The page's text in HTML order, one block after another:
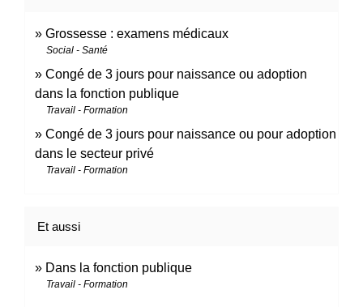
Grossesse : examens médicaux
Social - Santé
Congé de 3 jours pour naissance ou adoption
dans la fonction publique
Travail - Formation
Congé de 3 jours pour naissance ou pour adoption
dans le secteur privé
Travail - Formation
Et aussi
Dans la fonction publique
Travail - Formation